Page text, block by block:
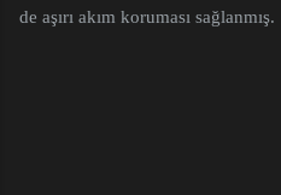
de aşırı akım koruması sağlanmış.